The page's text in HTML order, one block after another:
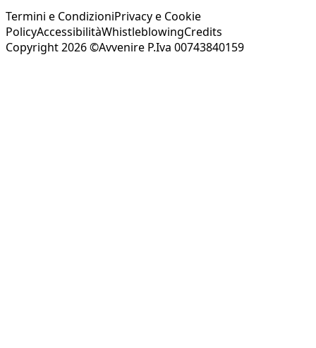
Termini e CondizioniPrivacy e Cookie
PolicyAccessibilitàWhistleblowingCredits
Copyright 2026 ©Avvenire P.Iva 00743840159